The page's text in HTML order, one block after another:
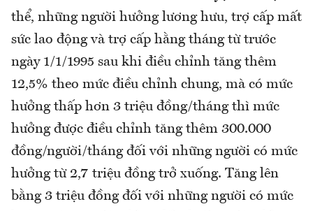
thể, những người hưởng lương hưu, trợ cấp mất
sức lao động và trợ cấp hằng tháng từ trước
ngày 1/1/1995 sau khi điều chỉnh tăng thêm
12,5% theo mức điều chỉnh chung, mà có mức
hưởng thấp hơn 3 triệu đồng/tháng thì mức
hưởng được điều chỉnh tăng thêm 300.000
đồng/người/tháng đối với những người có mức
hưởng từ 2,7 triệu đồng trở xuống. Tăng lên
bằng 3 triệu đồng đối với những người có mức